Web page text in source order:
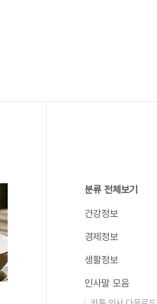
분류 전체보기
건강정보
경제정보
생활정보
인사말 모음